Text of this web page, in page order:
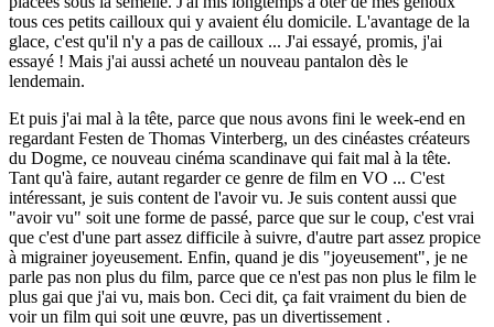
tous ces petits cailloux qui y avaient élu domicile. L'avantage de la
glace, c'est qu'il n'y a pas de cailloux ... J'ai essayé, promis, j'ai
essayé ! Mais j'ai aussi acheté un nouveau pantalon dès le
lendemain.
Et puis j'ai mal à la tête, parce que nous avons fini le week-end en
regardant Festen de Thomas Vinterberg, un des cinéastes créateurs
du Dogme, ce nouveau cinéma scandinave qui fait mal à la tête.
Tant qu'à faire, autant regarder ce genre de film en VO ... C'est
intéressant, je suis content de l'avoir vu. Je suis content aussi que
"avoir vu" soit une forme de passé, parce que sur le coup, c'est vrai
que c'est d'une part assez difficile à suivre, d'autre part assez propice
à migrainer joyeusement. Enfin, quand je dis "joyeusement", je ne
parle pas non plus du film, parce que ce n'est pas non plus le film le
plus gai que j'ai vu, mais bon. Ceci dit, ça fait vraiment du bien de
voir un film qui soit une œuvre, pas un divertissement .